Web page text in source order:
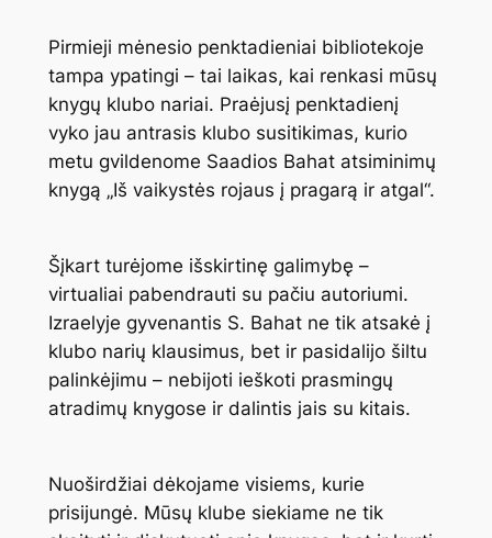
Pirmieji mėnesio penktadieniai bibliotekoje
tampa ypatingi – tai laikas, kai renkasi mūsų
knygų klubo nariai. Praėjusį penktadienį
vyko jau antrasis klubo susitikimas, kurio
metu gvildenome Saadios Bahat atsiminimų
knygą „Iš vaikystės rojaus į pragarą ir atgal“.
Šįkart turėjome išskirtinę galimybę –
virtualiai pabendrauti su pačiu autoriumi.
Izraelyje gyvenantis S. Bahat ne tik atsakė į
klubo narių klausimus, bet ir pasidalijo šiltu
palinkėjimu – nebijoti ieškoti prasmingų
atradimų knygose ir dalintis jais su kitais.
Nuoširdžiai dėkojame visiems, kurie
prisijungė. Mūsų klube siekiame ne tik